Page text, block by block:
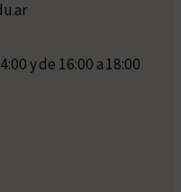
y de 16:00 a 18:00